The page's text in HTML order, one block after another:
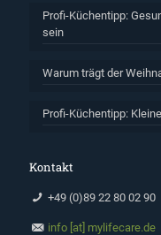
Profi-Küchentipp:
sein
Warum trägt der
Profi-Küchentipp:
Kontakt
+49 (0)89 22 80 02 90
info [at] mylifecare.de